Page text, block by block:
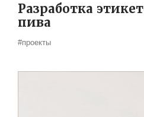
Разработка
пива
#проекты